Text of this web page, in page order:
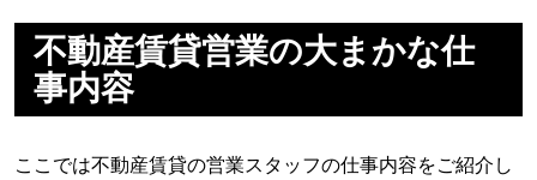
不動産賃貸営業の大まかな仕
事内容
ここでは不動産賃貸の営業スタッフの仕事内容をご紹介し